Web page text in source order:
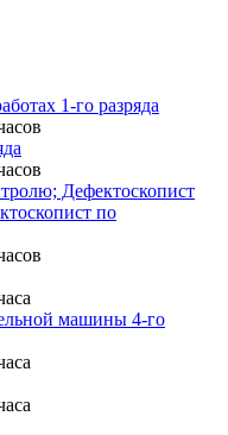
1-го разряда
Дефектоскопист
по
машины 4-го